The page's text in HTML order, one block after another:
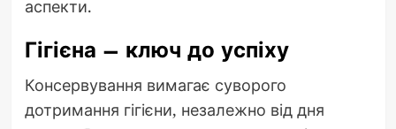
аспекти.
Гігієна – ключ до успіху
Консервування вимагає суворого
дотримання гігієни, незалежно від дня